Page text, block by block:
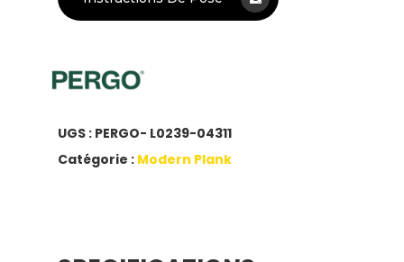
UGS : PERGO- L0239-04311
Catégorie : Modern Plank